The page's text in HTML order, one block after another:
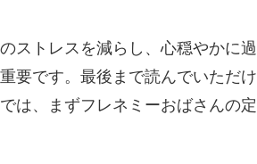
ストレスを減らし、心穏やかに
要です。最後まで読んでいただ
は、まずフレネミーおばさんの